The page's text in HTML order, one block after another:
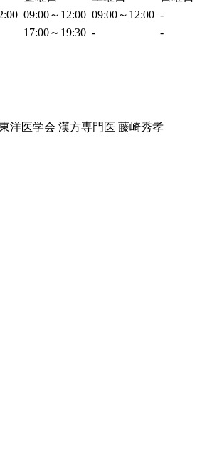
09:00～12:00 09:00～12:00 -
17:00～19:30 - -
洋医学会 漢方専門医 藤崎秀孝